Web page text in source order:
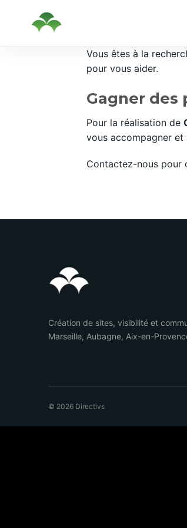
Vous êtes à la
pour vous aider.
Gagner des
Pour la réalisation de
vous accompagner et
Contactez-nous pour
Création de sites, visibilité et
Marseille, Aubagne, Aix-en-
© 2026 Directivs